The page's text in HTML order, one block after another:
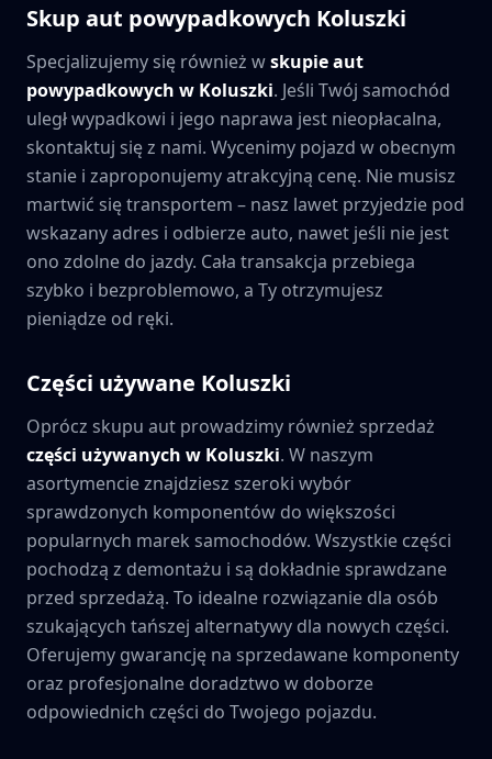
Skup aut powypadkowych Koluszki
Specjalizujemy się również wskupie aut
powypadkowych w Koluszki. Jeśli Twój samochód
uległ wypadkowi i jego naprawa jest nieopłacalna,
skontaktuj się z nami. Wycenimy pojazd w obecnym
stanie i zaproponujemy atrakcyjną cenę. Nie musisz
martwić się transportem – nasz lawet przyjedzie pod
wskazany adres i odbierze auto, nawet jeśli nie jest
ono zdolne do jazdy. Cała transakcja przebiega
szybko i bezproblemowo, a Ty otrzymujesz
pieniądze od ręki.
Części używane Koluszki
Oprócz skupu aut prowadzimy również sprzedaż
części używanych w Koluszki. W naszym
asortymencie znajdziesz szeroki wybór
sprawdzonych komponentów do większości
popularnych marek samochodów. Wszystkie części
pochodzą z demontażu i są dokładnie sprawdzane
przed sprzedażą. To idealne rozwiązanie dla osób
szukających tańszej alternatywy dla nowych części.
Oferujemy gwarancję na sprzedawane komponenty
oraz profesjonalne doradztwo w doborze
odpowiednich części do Twojego pojazdu.